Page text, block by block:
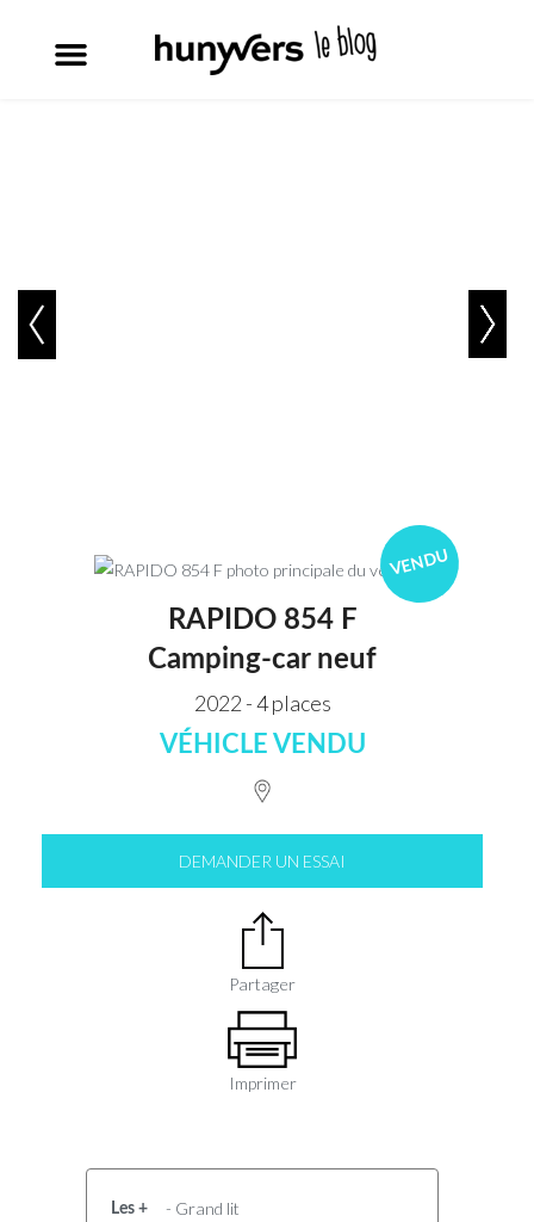
VENDU
RAPIDO 854 F
Camping-car neuf
2022 - 4 places
VÉHICLE VENDU
DEMANDER UN ESSAI
Partager
Imprimer
Les +
- Grand lit